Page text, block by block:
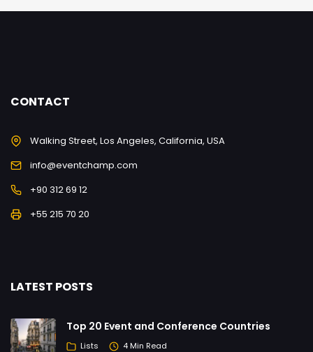
CONTACT
Walking Street, Los Angeles, California, USA
info@eventchamp.com
+90 312 69 12
+55 215 70 20
LATEST POSTS
Top 20 Event and Conference Countries
Lists 4 Min Read